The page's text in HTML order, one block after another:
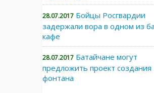
28.07.2017 Бойцы Росгвардии
задержали вора в одном из
кафе
28.07.2017 Батайчане могут
предложить проект создания
фонтана